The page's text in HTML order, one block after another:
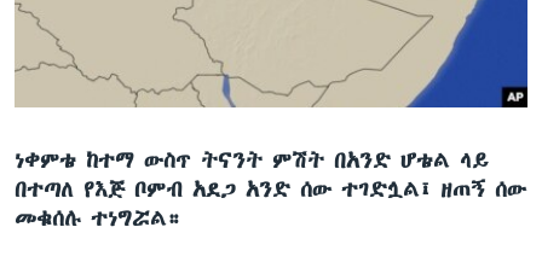
ቋንቋዎች
ነቀምቴ ከተማ ውስጥ ትናንት ምሽት በአንድ ሆቴል ላይ
በተጣለ የእጅ ቦምብ አደጋ አንድ ሰው ተገድሏል፤ ዘጠኝ ሰው
መቁሰሉ ተነግሯል።